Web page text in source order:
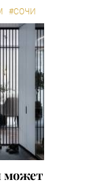
#СОЧИ
может